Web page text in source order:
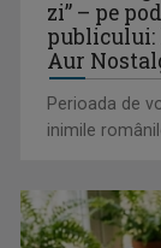
David Popovici
direct la TVR
Piesa
zi” – pe
publicului:
Aur
Perioada de